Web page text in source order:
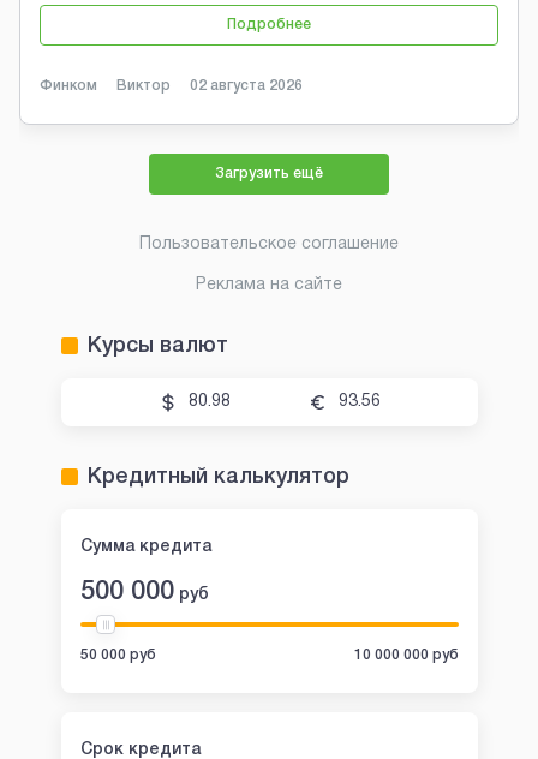
Подробнее
Финком Виктор 02 августа 2026
Загрузить ещё
Пользовательское соглашение
Реклама на сайте
Курсы валют
80.98 93.56
Кредитный калькулятор
Сумма кредита
500 000 руб
50 000 руб 10 000 000 руб
Срок кредита